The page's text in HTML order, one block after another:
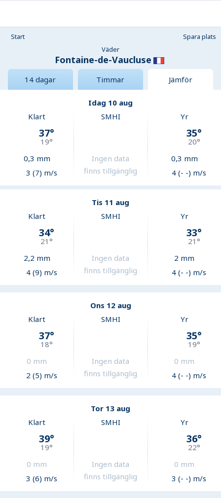
Start
Spara plats
Väder
Fontaine-de-Vaucluse
14 dagar Timmar Jämför
Idag 10 aug
Klart
37°
19°
0,3 mm
3 (7) m/s
SMHI
Ingen data
finns tillgänglig
Yr
35°
20°
0,3 mm
4 (- -) m/s
Tis 11 aug
Klart
34°
21°
2,2 mm
4 (9) m/s
SMHI
Ingen data
finns tillgänglig
Yr
33°
21°
2 mm
4 (- -) m/s
Ons 12 aug
Klart
37°
18°
0 mm
2 (5) m/s
SMHI
Ingen data
finns tillgänglig
Yr
35°
19°
0 mm
4 (- -) m/s
Tor 13 aug
Klart
39°
19°
0 mm
3 (6) m/s
SMHI
Ingen data
finns tillgänglig
Yr
36°
22°
0 mm
3 (- -) m/s